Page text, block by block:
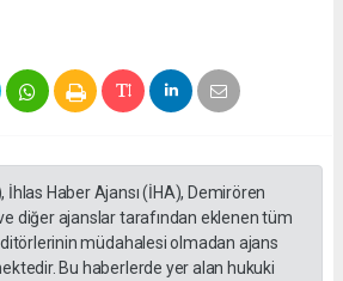
İhlas Haber Ajansı (İHA), Demirören
diğer ajanslar tarafından eklenen tüm
müdahalesi olmadan ajans
Bu haberlerde yer alan hukuki